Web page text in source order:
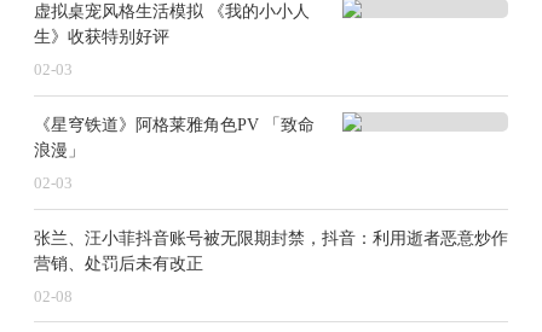
虚拟桌宠风格生活模拟 《我的小小人
生》收获特别好评
02-03
《星穹铁道》阿格莱雅角色PV 「致命
浪漫」
02-03
张兰、汪小菲抖音账号被无限期封禁，抖音：利用逝者恶意炒作
营销、处罚后未有改正
02-08